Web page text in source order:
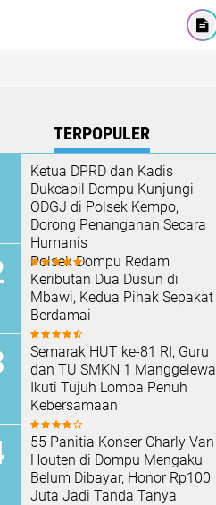
TERPOPULER
Ketua DPRD dan Kadis
Dukcapil Dompu Kunjungi
ODGJ di Polsek Kempo,
Dorong Penanganan Secara
Humanis
Polsek Dompu Redam
Keributan Dua Dusun di
Mbawi, Kedua Pihak Sepakat
Berdamai
Semarak HUT ke-81 RI, Guru
dan TU SMKN 1 Manggelewa
Ikuti Tujuh Lomba Penuh
Kebersamaan
55 Panitia Konser Charly Van
Houten di Dompu Mengaku
Belum Dibayar, Honor Rp100
Juta Jadi Tanda Tanya